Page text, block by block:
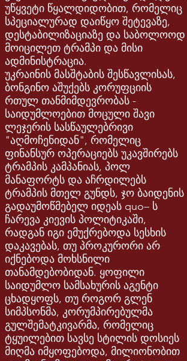
უწყვეტი წყალდიდობით, რომელიც
სპეციალურად დაიწყო შეტევაზე,
დესტაბილიზაციაზე და საბოლოოდ
მოიცილეთ ტრამპი და მისი
ადმინისტრაცია.
უკრაინის მასშტაბის შესწავლისას,
ბონგინო აშუქებს კორუფციის
რთულ თანმიმდევრობას -
საიდუმლოებით მოცული შავი
ლეჯერის სასწაულებრივი
"აღმოჩენიდან", რომელიც
ფინანსურ ოპერაციებს უკავშირებს
ტრამპის კამპანიას, პოლ
მანაფორტს და აჩრდილებს
ტრამპის მთელ გუნდს, ჯო ბაიდენის
გადაუმოწმებელ იდეას quo– ს
ჩარევა კიევის პოლიტიკაში,
რადგან იგი ემუქრებოდა სესხის
დაკავებას, თუ პროკურორი არ
იქნებოდა მოხსნილი
თანამდებობიდან. ყოფილი
საიდუმლო სამსახურის აგენტი
ცხადყოფს, თუ როგორ გლენ
სიმპსონმა, კორუმპირებულმა
გულშემატკივარმა, რომელიც
ტყუილებით სავსე სტილის დოსიეს
მიღმა იმყოფებოდა, მილიონობით